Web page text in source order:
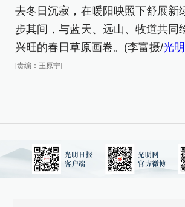
去冬日沉寂，在暖阳映照下舒展新
步其间，与蓝天、远山、牧道共同
兴旺的春日草原画卷。(李富摄/光
[责编：王原宁]